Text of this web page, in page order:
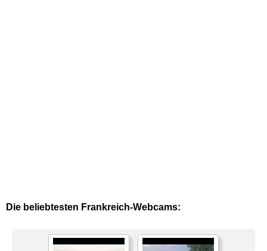
Die beliebtesten Frankreich-Webcams: